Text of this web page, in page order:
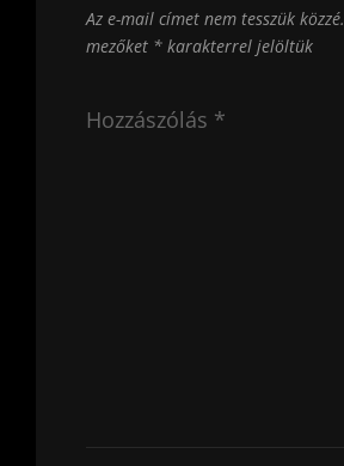
Az e-mail címet nem tesszük közzé.
mezőket * karakterrel jelöltük
Hozzászólás *